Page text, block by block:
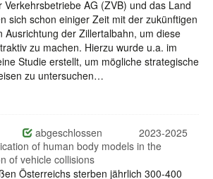
Verkehrsbetriebe AG (ZVB) und das Land
sich schon einiger Zeit mit der zukünftigen
Ausrichtung der Zillertalbahn, um diese
zu machen. Hierzu wurde u.a. im
Studie erstellt, um mögliche strategische
zu untersuchen…
abgeschlossen
2023-2025
of human body models in the
of vehicle collisions
Österreichs sterben jährlich 300-400